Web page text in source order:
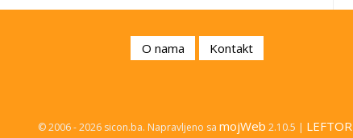
O nama Kontakt
© 2006 - 2026 sicon.ba. Napravljeno sa mojWeb 2.10.5 | LEFTOR